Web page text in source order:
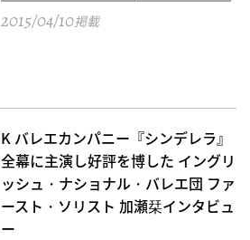
2015/04/10掲載
K バレエカンパニー『シンデレラ』
全幕に主演し好評を博した イングリ
ッシュ・ナショナル・バレエ団 ファ
ースト・ソリスト 加瀬栞インタビュ
ー